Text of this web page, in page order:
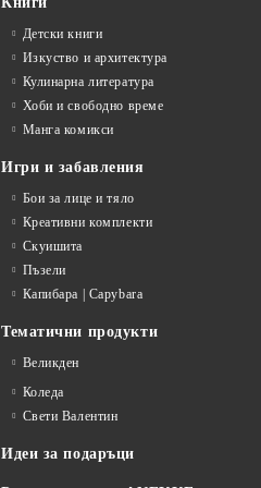
Детски книги
Изкуство и архитектура
Кулинарна литература
Хоби и свободно време
Манга комикси
Игри и забавления
Бои за лице и тяло
Креативни комплекти
Скуишита
Пъзели
Капибара | Capybara
Тематични продукти
Великден
Коледа
Свети Валентин
Идеи за подаръци